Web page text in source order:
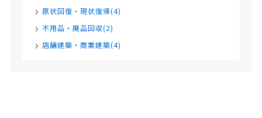
原状回復・現状復帰(4)
不用品・廃品回収(2)
店舗建築・商業建築(4)